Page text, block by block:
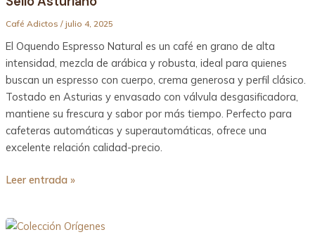
Café Adictos / julio 4, 2025
El Oquendo Espresso Natural es un café en grano de alta
intensidad, mezcla de arábica y robusta, ideal para quienes
buscan un espresso con cuerpo, crema generosa y perfil clásico.
Tostado en Asturias y envasado con válvula desgasificadora,
mantiene su frescura y sabor por más tiempo. Perfecto para
cafeteras automáticas y superautomáticas, ofrece una
excelente relación calidad-precio.
Leer entrada »
Colección